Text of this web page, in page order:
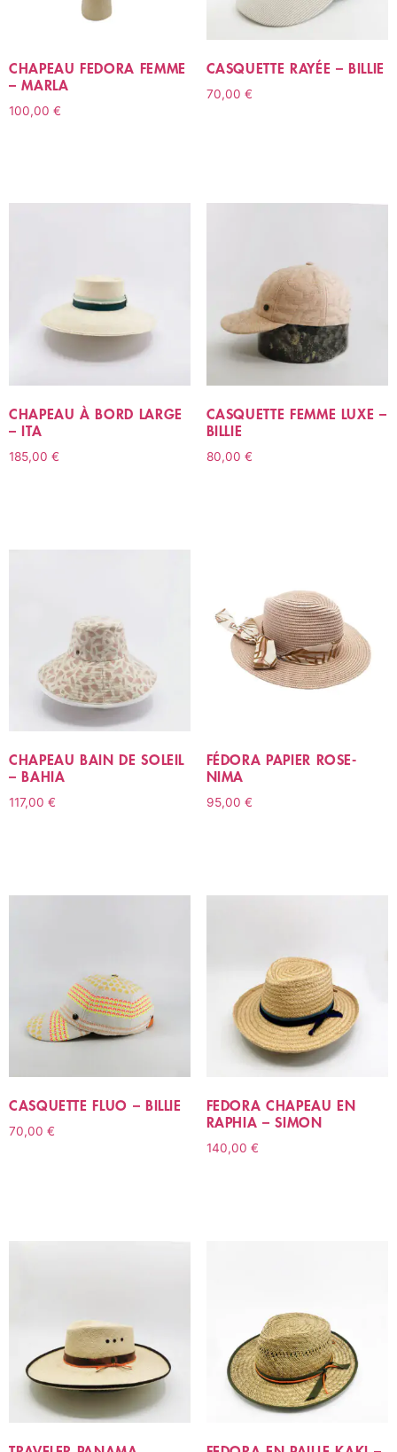
CHAPEAU FEDORA FEMME
– MARLA
100,00 €
CASQUETTE RAYÉE – BILLIE
70,00 €
CHAPEAU À BORD LARGE
– ITA
185,00 €
CASQUETTE FEMME LUXE –
BILLIE
80,00 €
CHAPEAU BAIN DE SOLEIL
– BAHIA
117,00 €
FÉDORA PAPIER ROSE-
NIMA
95,00 €
CASQUETTE FLUO – BILLIE
70,00 €
FEDORA CHAPEAU EN
RAPHIA – SIMON
140,00 €